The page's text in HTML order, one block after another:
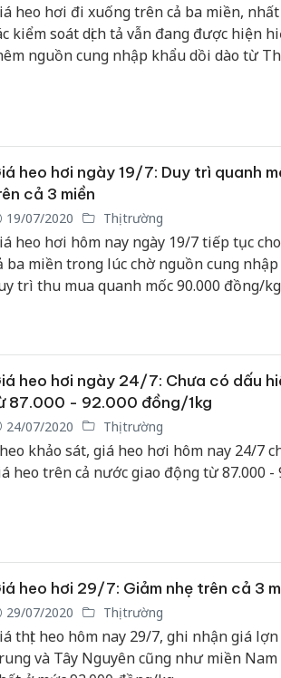
heo hơi đi xuống trên cả ba miền,
kiểm soát dịch tả vẫn đang được hiện
nguồn cung nhập khẩu dồi dào từ
heo hơi ngày 19/7: Duy trì quanh
cả 3 miền
19/07/2020 Thị trường
heo hơi hôm nay ngày 19/7 tiếp tục
ba miền trong lúc chờ nguồn cung
trì thu mua quanh mốc 90.000 đồng/
heo hơi ngày 24/7: Chưa có dấu
87.000 - 92.000 đồng/1kg
24/07/2020 Thị trường
khảo sát, giá heo hơi hôm nay 24/7
heo trên cả nước giao động từ 87.000 -
heo hơi 29/7: Giảm nhẹ trên cả 3
29/07/2020 Thị trường
thịt heo hôm nay 29/7, ghi nhận giá
và Tây Nguyên cũng như miền